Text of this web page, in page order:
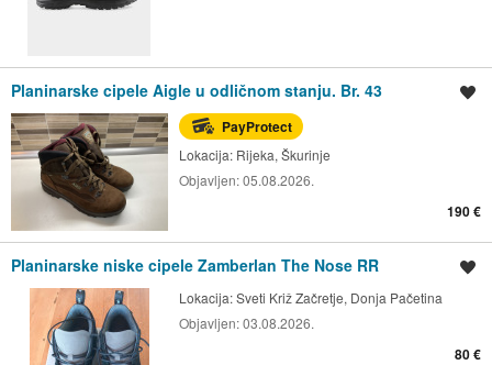
Planinarske cipele Aigle u odličnom stanju. Br. 43
PayProtect
Lokacija: Rijeka, Škurinje
Objavljen:05.08.2026.
190 €
Planinarske niske cipele Zamberlan The Nose RR
Lokacija:Sveti Križ Začretje, Donja Pačetina
Objavljen:03.08.2026.
80 €